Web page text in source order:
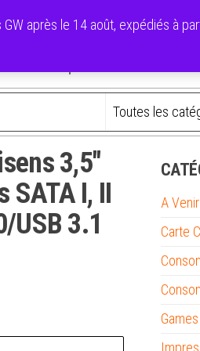
après le 14 août, expédiés à
3,5″
SATA I, II
USB 3.1
A Venir
Carte